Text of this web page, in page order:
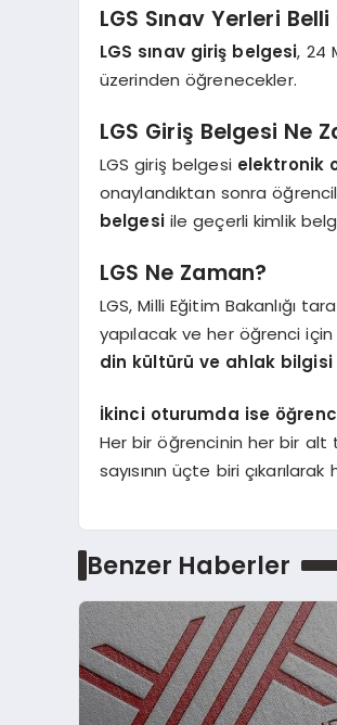
LGS Sınav Yerleri
LGS sınav giriş belgesi, 24
üzerinden öğrenecekler.
LGS Giriş Belgesi Ne
LGS giriş belgesi elektronik
onaylandıktan sonra
belgesiile geçerli kimlik
LGS Ne Zaman?
LGS, Milli Eğitim Bakanlığı
yapılacak ve her öğrenci
din kültürü ve ahlak
İkinci oturumda ise
Her bir öğrencinin her bir alt
sayısının üçte biri
Benzer Haberler